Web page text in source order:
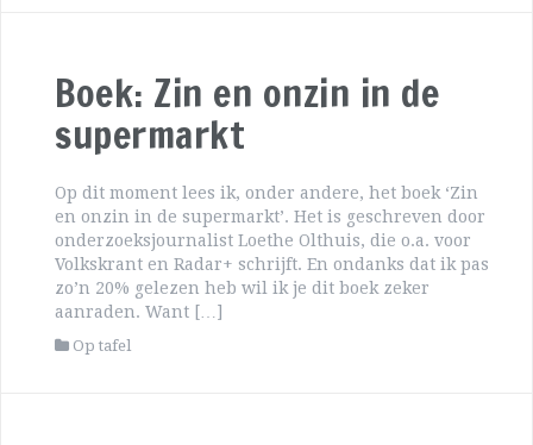
Boek: Zin en onzin in de
supermarkt
Op dit moment lees ik, onder andere, het boek ‘Zin
en onzin in de supermarkt’. Het is geschreven door
onderzoeksjournalist Loethe Olthuis, die o.a. voor
Volkskrant en Radar+ schrijft. En ondanks dat ik pas
zo’n 20% gelezen heb wil ik je dit boek zeker
aanraden. Want […]
Op tafel